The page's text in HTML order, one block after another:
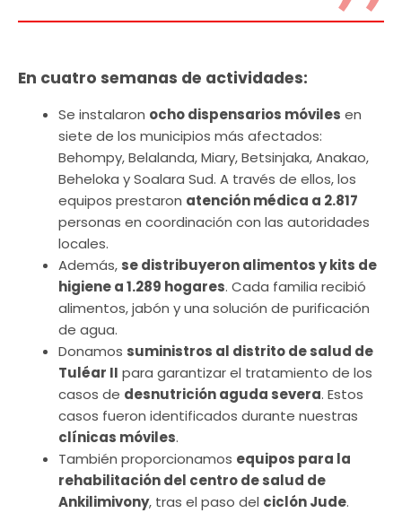
En cuatro semanas de actividades:
Se instalaron ocho dispensarios móviles en
siete de los municipios más afectados:
Behompy, Belalanda, Miary, Betsinjaka, Anakao,
Beheloka y Soalara Sud. A través de ellos, los
equipos prestaron atención médica a 2.817
personas en coordinación con las autoridades
locales.
Además, se distribuyeron alimentos y kits de
higiene a 1.289 hogares. Cada familia recibió
alimentos, jabón y una solución de purificación
de agua.
Donamos suministros al distrito de salud de
Tuléar II para garantizar el tratamiento de los
casos de desnutrición aguda severa. Estos
casos fueron identificados durante nuestras
clínicas móviles.
También proporcionamos equipos para la
rehabilitación del centro de salud de
Ankilimivony, tras el paso del ciclón Jude.